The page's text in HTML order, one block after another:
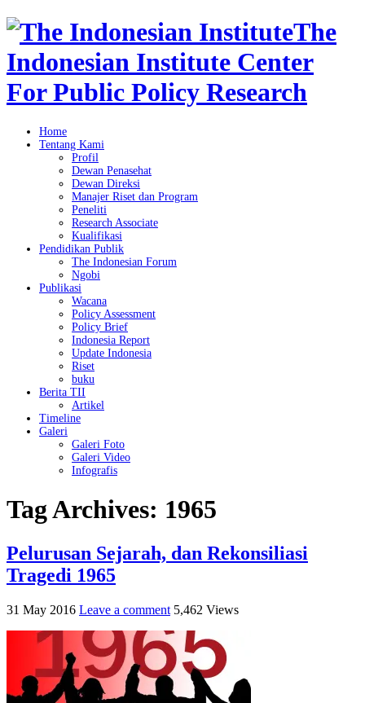
The
Indonesian Institute Center
For Public Policy Research
Home
Tentang Kami
Profil
Dewan Penasehat
Dewan Direksi
Manajer Riset dan Program
Peneliti
Research Associate
Kualifikasi
Pendidikan Publik
The Indonesian Forum
Ngobi
Publikasi
Wacana
Policy Assessment
Policy Brief
Indonesia Report
Update Indonesia
Riset
buku
Berita TII
Artikel
Timeline
Galeri
Galeri Foto
Galeri Video
Infografis
Tag Archives: 1965
Pelurusan Sejarah, dan Rekonsiliasi
Tragedi 1965
31 May 2016 Leave a comment 5,462 Views